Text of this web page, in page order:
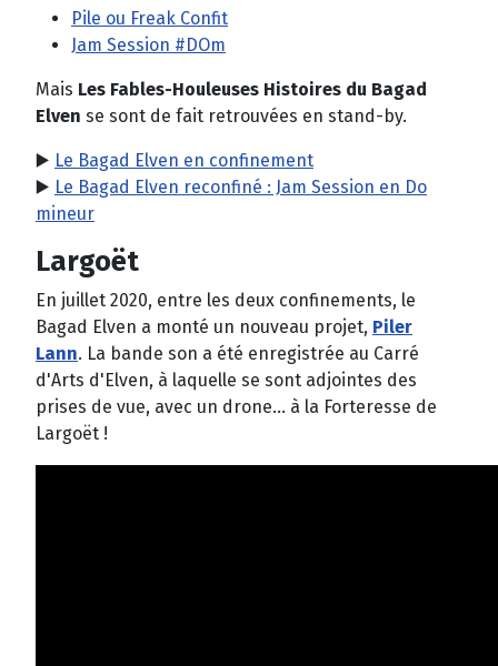
Pile ou Freak Confit
Jam Session #DOm
Mais Les Fables-Houleuses Histoires du Bagad
Elven se sont de fait retrouvées en stand-by.
▶️ Le Bagad Elven en confinement
▶️ Le Bagad Elven reconfiné : Jam Session en Do
mineur
Largoët
En juillet 2020, entre les deux confinements, le
Bagad Elven a monté un nouveau projet, Piler
Lann. La bande son a été enregistrée au Carré
d'Arts d'Elven, à laquelle se sont adjointes des
prises de vue, avec un drone... à la Forteresse de
Largoët !